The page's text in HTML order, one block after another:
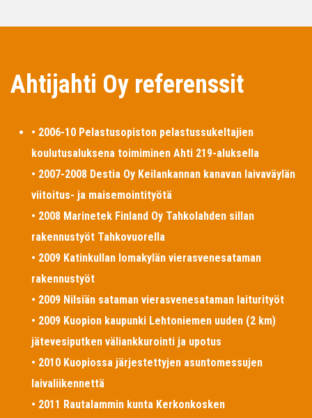
Ahtijahti Oy referenssit
• 2006-10 Pelastusopiston pelastussukeltajien
koulutusaluksena toimiminen Ahti 219-aluksella
• 2007-2008 Destia Oy Keilankannan kanavan laivaväylän
viitoitus- ja maisemointityötä
• 2008 Marinetek Finland Oy Tahkolahden sillan
rakennustyöt Tahkovuorella
• 2009 Katinkullan lomakylän vierasvenesataman
rakennustyöt
• 2009 Nilsiän sataman vierasvenesataman laiturityöt
• 2009 Kuopion kaupunki Lehtoniemen uuden (2 km)
jätevesiputken väliankkurointi ja upotus
• 2010 Kuopiossa järjestettyjen asuntomessujen
laivaliikennettä
• 2011 Rautalammin kunta Kerkonkosken